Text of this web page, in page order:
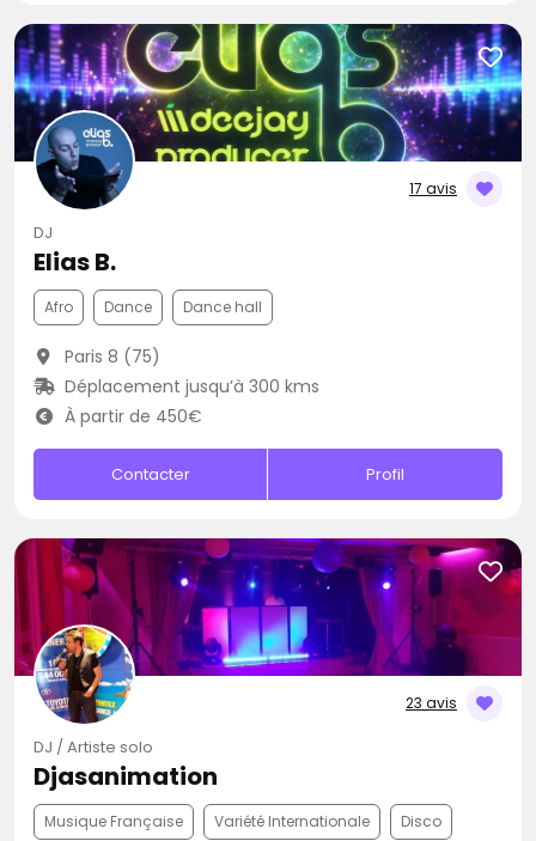
17 avis
DJ
Elias B.
Afro Dance Dance hall
Paris 8 (75)
Déplacement jusqu’à 300 kms
À partir de 450€
Contacter Profil
23 avis
DJ / Artiste solo
Djasanimation
Musique Française Variété Internationale Disco